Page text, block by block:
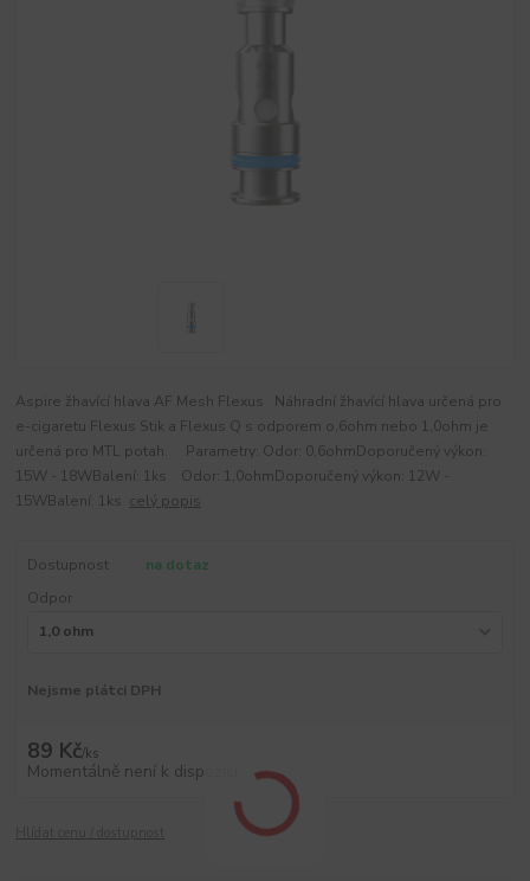
Aspire žhavící hlava AF Mesh Flexus Náhradní žhavící hlava určená pro
e-cigaretu Flexus Stik a Flexus Q s odporem o,6ohm nebo 1,0ohm je
určená pro MTL potah. Parametry: Odor: 0,6ohmDoporučený výkon:
15W - 18WBalení: 1ks Odor: 1,0ohmDoporučený výkon: 12W -
15WBalení: 1ks celý popis
Dostupnost
na dotaz
Odpor
Nejsme plátci DPH
89 Kč/ks
Momentálně není k dispozici